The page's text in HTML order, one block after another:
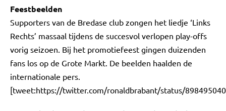
Feestbeelden
Supporters van de Bredase club zongen het liedje ‘Links
Rechts’ massaal tijdens de succesvol verlopen play-offs
vorig seizoen. Bij het promotiefeest gingen duizenden
fans los op de Grote Markt. De beelden haalden de
internationale pers.
[tweet:https://twitter.com/ronaldbrabant/status/